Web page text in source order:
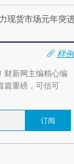
现货市场元年突
样例
财新网主编精心编
篇重磅，可信可
订阅